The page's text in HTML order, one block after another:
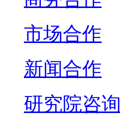
市场合作
新闻合作
研究院咨询